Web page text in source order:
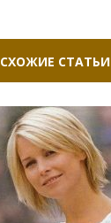
СХОЖИЕ СТАТЬИ